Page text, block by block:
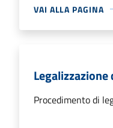
VAI ALLA PAGINA
Procedimento di